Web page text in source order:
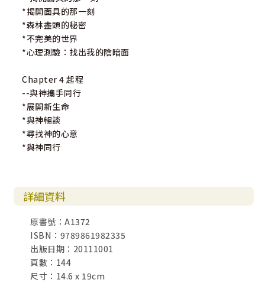
*揭開面具的那一刻
*森林盡頭的秘密
*不完美的世界
*心理測驗：找出我的陰暗面
Chapter 4 起程
--與神攜手同行
*展開新生命
*與神暢談
*尋找神的心意
*與神同行
詳細資料
原書號：A1372
ISBN：9789861982335
出版日期：20111001
頁數：144
尺寸：14.6 x 19cm